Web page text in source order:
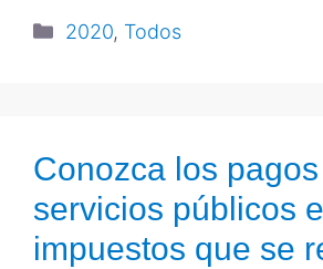
2020, Todos
Conozca los
servicios públicos e
impuestos que se